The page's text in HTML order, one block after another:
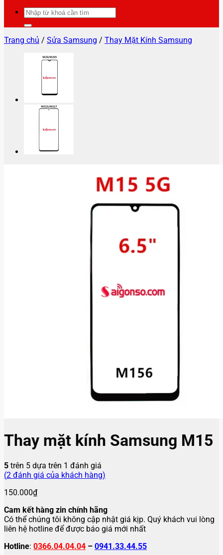
Tìm
kiếm:
Trang chủ / Sửa Samsung / Thay Mặt Kính Samsung
Thay mặt kính Samsung M15
5 trên 5 dựa trên 1 đánh giá
(2 đánh giá của khách hàng)
150.000₫
Cam kết hàng zin chính hãng
Có thể chúng tôi không cập nhật giá kịp. Quý khách vui lòng
liên hệ hotline để được báo giá mới nhất
Hotline: 0366.04.04.04 – 0941.33.44.55